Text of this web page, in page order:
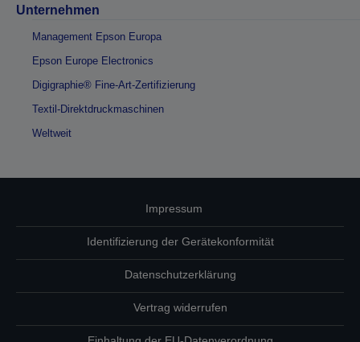
Unternehmen
Management Epson Europa
Epson Europe Electronics
Digigraphie® Fine-Art-Zertifizierung
Textil-Direktdruckmaschinen
Weltweit
Impressum
Identifizierung der Gerätekonformität
Datenschutzerklärung
Vertrag widerrufen